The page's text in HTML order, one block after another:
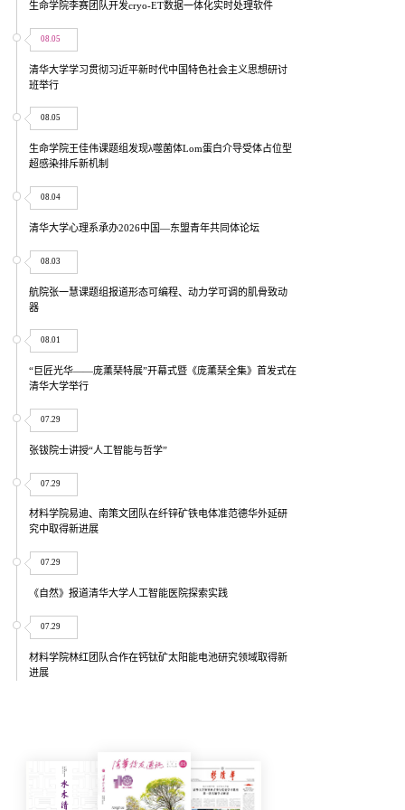
生命学院李赛团队开发cryo-ET数据一体化实时处理软件
08.05
清华大学学习贯彻习近平新时代中国特色社会主义思想研讨
班举行
08.05
生命学院王佳伟课题组发现λ噬菌体Lom蛋白介导受体占位型
超感染排斥新机制
08.04
清华大学心理系承办2026中国—东盟青年共同体论坛
08.03
航院张一慧课题组报道形态可编程、动力学可调的肌骨致动
器
08.01
“巨匠光华——庞薰琹特展”开幕式暨《庞薰琹全集》首发式在
清华大学举行
07.29
张钹院士讲授“人工智能与哲学”
07.29
材料学院易迪、南策文团队在纤锌矿铁电体准范德华外延研
究中取得新进展
07.29
《自然》报道清华大学人工智能医院探索实践
07.29
材料学院林红团队合作在钙钛矿太阳能电池研究领域取得新
进展